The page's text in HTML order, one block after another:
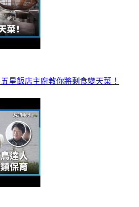
星飯店主廚教你將剩食變天菜！